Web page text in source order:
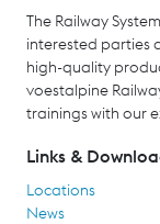
The Railway
interested parties
high-quality
voestalpine
trainings with our
Links &
Locations
News